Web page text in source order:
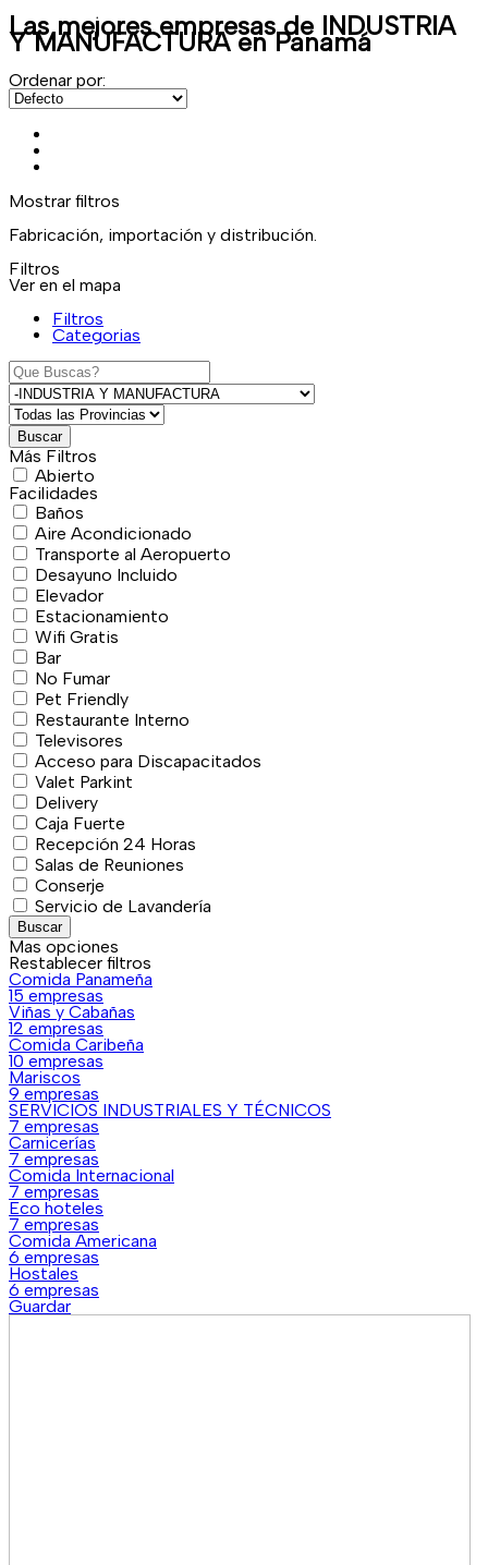
Las mejores empresas de INDUSTRIA
Y MANUFACTURAen Panamá
Ordenar por:
Mostrar filtros
Fabricación, importación y distribución.
Filtros
Ver en el mapa
Filtros
Categorias
Buscar
Más Filtros
Abierto
Facilidades
Baños
Aire Acondicionado
Transporte al Aeropuerto
Desayuno Incluido
Elevador
Estacionamiento
Wifi Gratis
Bar
No Fumar
Pet Friendly
Restaurante Interno
Televisores
Acceso para Discapacitados
Valet Parkint
Delivery
Caja Fuerte
Recepción 24 Horas
Salas de Reuniones
Conserje
Servicio de Lavandería
Buscar
Mas opciones
Restablecer filtros
Comida Panameña
15 empresas
Viñas y Cabañas
12 empresas
Comida Caribeña
10 empresas
Mariscos
9 empresas
SERVICIOS INDUSTRIALES Y TÉCNICOS
7 empresas
Carnicerías
7 empresas
Comida Internacional
7 empresas
Eco hoteles
7 empresas
Comida Americana
6 empresas
Hostales
6 empresas
Guardar